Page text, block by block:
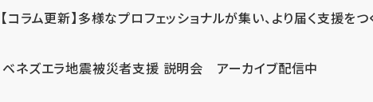
【コラム更新】多様なプロフェッショナルが集い、より届く支援をつ
ベネズエラ地震被災者支援 説明会 アーカイブ配信中